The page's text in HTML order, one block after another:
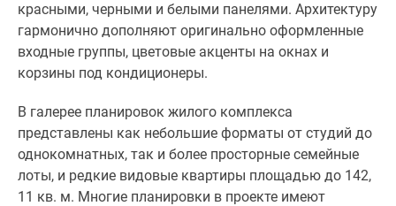
красными, черными и белыми панелями. Архитектуру
гармонично дополняют оригинально оформленные
входные группы, цветовые акценты на окнах и
корзины под кондиционеры.
В галерее планировок жилого комплекса
представлены как небольшие форматы от студий до
однокомнатных, так и более просторные семейные
лоты, и редкие видовые квартиры площадью до 142,
11 кв. м. Многие планировки в проекте имеют